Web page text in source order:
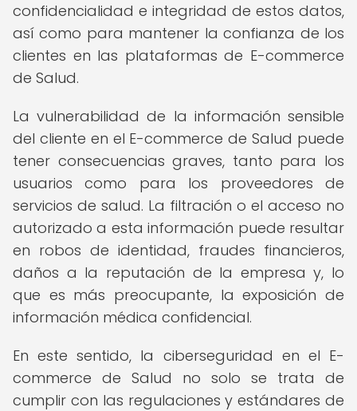
confidencialidad e integridad de estos datos,
así como para mantener la confianza de los
clientes en las plataformas de E-commerce
de Salud.
La vulnerabilidad de la información sensible
del cliente en el E-commerce de Salud puede
tener consecuencias graves, tanto para los
usuarios como para los proveedores de
servicios de salud. La filtración o el acceso no
autorizado a esta información puede resultar
en robos de identidad, fraudes financieros,
daños a la reputación de la empresa y, lo
que es más preocupante, la exposición de
información médica confidencial.
En este sentido, la ciberseguridad en el E-
commerce de Salud no solo se trata de
cumplir con las regulaciones y estándares de